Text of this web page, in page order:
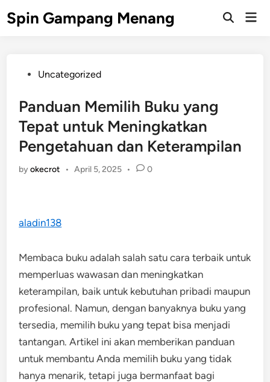
toSpin Gampang Menang
Open
PostedUncategorized
Panduan Memilih Buku yang
Tepat untuk Meningkatkan
Pengetahuan dan Keterampilan
byokecrot • April 5, 2025 • 0
aladin138
Membaca buku adalah salah satu cara terbaik untuk
memperluas wawasan dan meningkatkan
keterampilan, baik untuk kebutuhan pribadi maupun
profesional. Namun, dengan banyaknya buku yang
tersedia, memilih buku yang tepat bisa menjadi
tantangan. Artikel ini akan memberikan panduan
untuk membantu Anda memilih buku yang tidak
hanya menarik, tetapi juga bermanfaat bagi